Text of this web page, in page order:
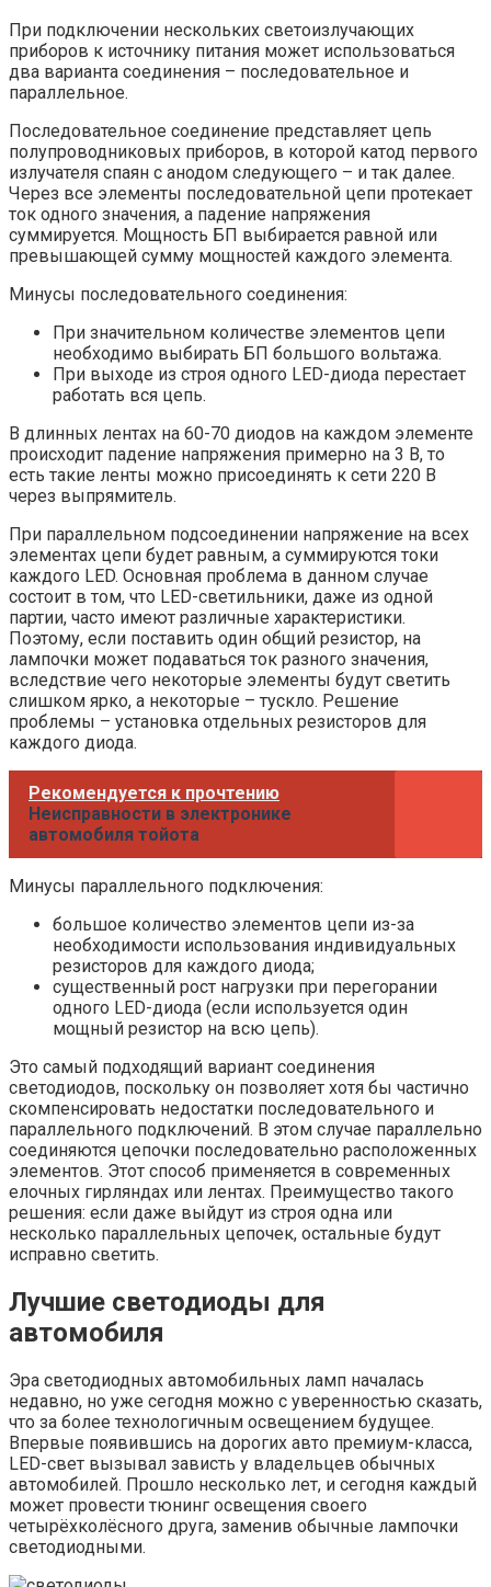
При подключении нескольких светоизлучающих
приборов к источнику питания может использоваться
два варианта соединения – последовательное и
параллельное.
Последовательное соединение представляет цепь
полупроводниковых приборов, в которой катод первого
излучателя спаян с анодом следующего – и так далее.
Через все элементы последовательной цепи протекает
ток одного значения, а падение напряжения
суммируется. Мощность БП выбирается равной или
превышающей сумму мощностей каждого элемента.
Минусы последовательного соединения:
При значительном количестве элементов цепи
необходимо выбирать БП большого вольтажа.
При выходе из строя одного LED-диода перестает
работать вся цепь.
В длинных лентах на 60-70 диодов на каждом элементе
происходит падение напряжения примерно на 3 В, то
есть такие ленты можно присоединять к сети 220 В
через выпрямитель.
При параллельном подсоединении напряжение на всех
элементах цепи будет равным, а суммируются токи
каждого LED. Основная проблема в данном случае
состоит в том, что LED-светильники, даже из одной
партии, часто имеют различные характеристики.
Поэтому, если поставить один общий резистор, на
лампочки может подаваться ток разного значения,
вследствие чего некоторые элементы будут светить
слишком ярко, а некоторые – тускло. Решение
проблемы – установка отдельных резисторов для
каждого диода.
Рекомендуется к прочтению
Неисправности в электронике
автомобиля тойота
Минусы параллельного подключения:
большое количество элементов цепи из-за
необходимости использования индивидуальных
резисторов для каждого диода;
существенный рост нагрузки при перегорании
одного LED-диода (если используется один
мощный резистор на всю цепь).
Это самый подходящий вариант соединения
светодиодов, поскольку он позволяет хотя бы частично
скомпенсировать недостатки последовательного и
параллельного подключений. В этом случае параллельно
соединяются цепочки последовательно расположенных
элементов. Этот способ применяется в современных
елочных гирляндах или лентах. Преимущество такого
решения: если даже выйдут из строя одна или
несколько параллельных цепочек, остальные будут
исправно светить.
Лучшие светодиоды для
автомобиля
Эра светодиодных автомобильных ламп началась
недавно, но уже сегодня можно с уверенностью сказать,
что за более технологичным освещением будущее.
Впервые появившись на дорогих авто премиум-класса,
LED-свет вызывал зависть у владельцев обычных
автомобилей. Прошло несколько лет, и сегодня каждый
может провести тюнинг освещения своего
четырёхколёсного друга, заменив обычные лампочки
светодиодными.